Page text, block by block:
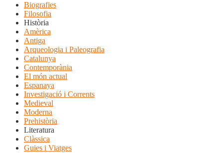
Biografies
Filosofia
Història
Amèrica
Antiga
Arqueologia i Paleografia
Catalunya
Contemporània
El món actual
Espanaya
Investigació i Corrents
Medieval
Moderna
Prehistòria
Literatura
Clàssica
Guies i Viatges